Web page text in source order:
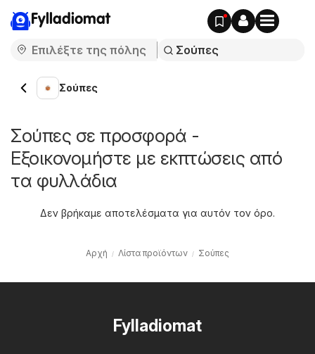
Fylladiomat
Σούπες
Σούπες σε προσφορά -
Εξοικονομήστε με εκπτώσεις από
τα φυλλάδια
Δεν βρήκαμε αποτελέσματα για αυτόν τον όρο.
Αρχή Λίστα προϊόντων Σούπες
Fylladiomat